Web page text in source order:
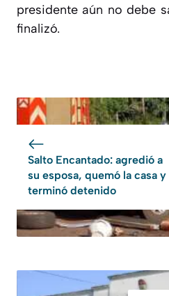
presidente aún no debe
finalizó.
Salto Encantado: agredió a
su esposa, quemó la casa y
terminó detenido